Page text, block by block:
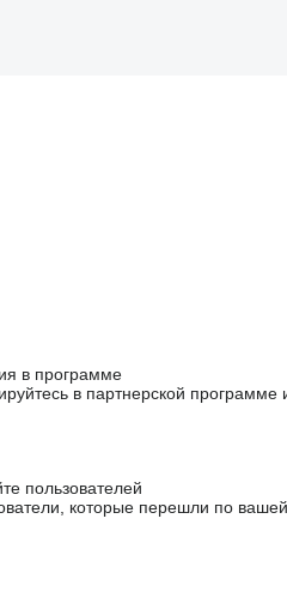
в программе
в партнерской
пользователей
которые перешли по